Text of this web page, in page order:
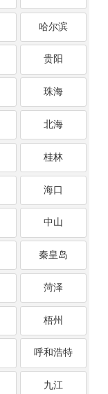
哈尔滨
贵阳
珠海
北海
桂林
海口
中山
秦皇岛
菏泽
梧州
呼和浩特
九江